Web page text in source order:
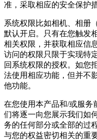
准，采取相应的安全保护
系统权限比如相机、相册
默认开启。只有在您触发
相关权限，并获取相应信
访问的权限只限于实现特
回系统权限的授权。如您
法使用相应功能，但并不
他功能。
在您使用本产品和/或服务
们将逐一向您展示我们如
务的任何部分或全部的过
与您的权益密切相关的重